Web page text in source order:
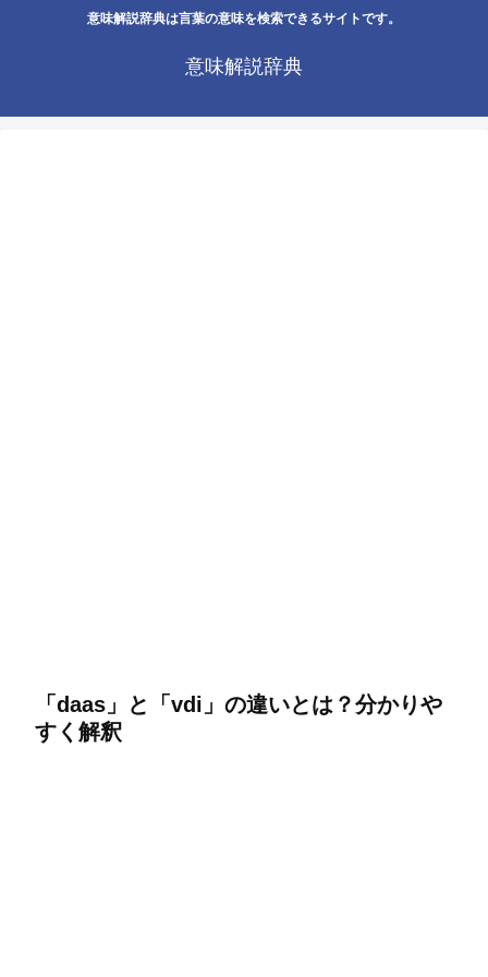
意味解説辞典は言葉の意味を検索できるサイトです。
意味解説辞典
「daas」と「vdi」の違いとは？分かりや
すく解釈